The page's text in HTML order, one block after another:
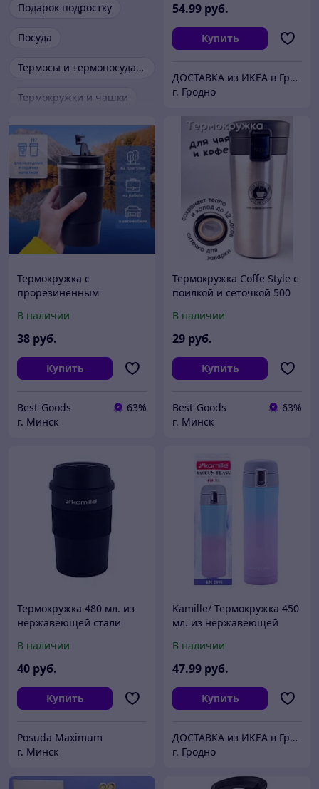
Подарок подростку
Посуда
Термосы и термопосуда для еды
Термокружки и чашки
54.99 руб.
Купить
ДОСТАВКА из ИКЕА в Гродно
г. Гродно
Термокружка с
прорезиненным
Термостакан из
нержавеющей стали
Черный
В наличии
38 руб.
Купить
Best-Goods
63%
г. Минск
Термокружка Coffe Style с
поилкой и сеточкой 500
нержавеющей стали
Серебро
В наличии
29 руб.
Купить
Best-Goods
63%
г. Минск
Термокружка 480 мл. из
нержавеющей стали
В наличии
40 руб.
Купить
Posuda Maximum
г. Минск
Kamille/ Термокружка 450
мл. из нержавеющей
В наличии
47.99 руб.
Купить
ДОСТАВКА из ИКЕА в Гродно
г. Гродно